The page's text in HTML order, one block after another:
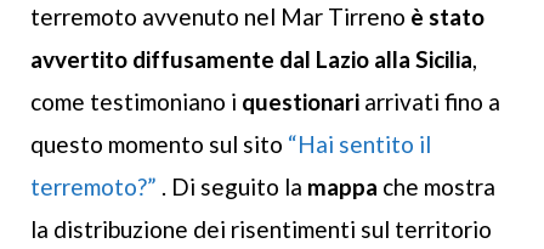
terremoto avvenuto nel Mar Tirreno è stato
avvertito diffusamente dal Lazio alla Sicilia,
come testimoniano i questionari arrivati fino a
questo momento sul sito “Hai sentito il
terremoto?” . Di seguito la mappa che mostra
la distribuzione dei risentimenti sul territorio